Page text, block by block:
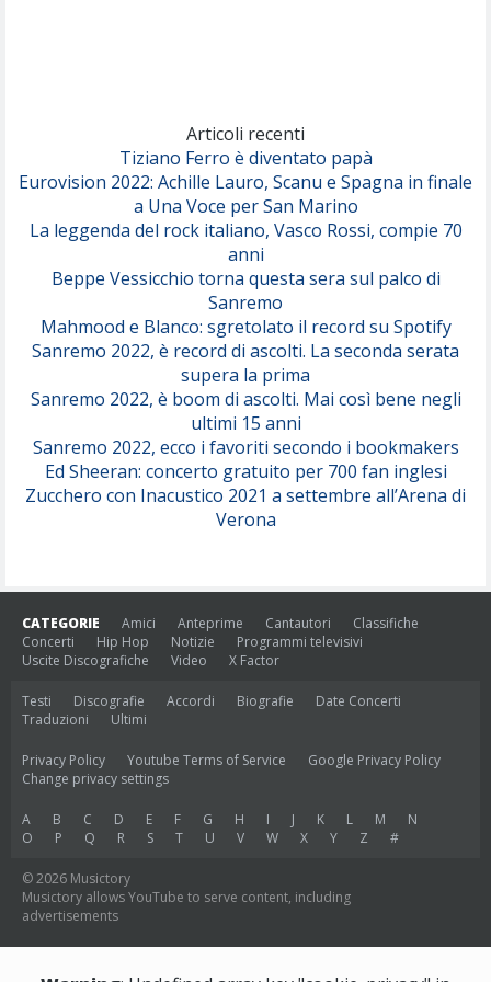
Serenamente
Articoli recenti
Tiziano Ferro è diventato papà
Eurovision 2022: Achille Lauro, Scanu e Spagna in finale
a Una Voce per San Marino
La leggenda del rock italiano, Vasco Rossi, compie 70
anni
Beppe Vessicchio torna questa sera sul palco di
Sanremo
Mahmood e Blanco: sgretolato il record su Spotify
Sanremo 2022, è record di ascolti. La seconda serata
supera la prima
Sanremo 2022, è boom di ascolti. Mai così bene negli
ultimi 15 anni
Sanremo 2022, ecco i favoriti secondo i bookmakers
Ed Sheeran: concerto gratuito per 700 fan inglesi
Zucchero con Inacustico 2021 a settembre all’Arena di
Verona
CATEGORIE Amici Anteprime Cantautori
Classifiche
Concerti
Hip Hop Notizie
Programmi televisivi
Uscite Discografiche
Video X Factor
Testi Discografie Accordi Biografie
Date Concerti
Traduzioni
Ultimi
Privacy Policy Youtube Terms of Service
Google Privacy Policy
Change privacy settings
A B C D E F G H I J K L M
N
O
P Q R S T U V W X Y Z #
© 2026 Musictory
Musictory allows YouTube to serve content, including
advertisements